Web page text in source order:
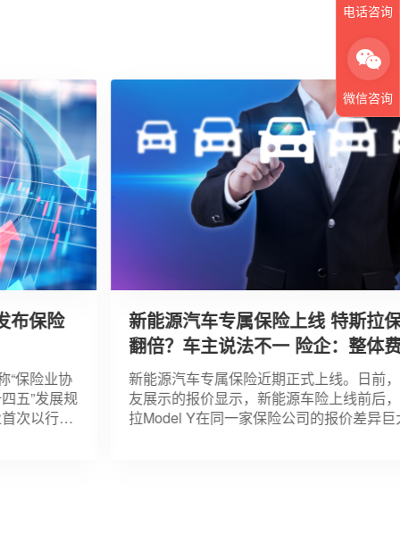
电话咨询
微信咨询
保险
保险业协
五”发展规
次以行业
新能源汽车专属保险上线 特斯拉保
翻倍？车主说法不一 险企：整体费
调整不显著
新能源汽车专属保险近期正式上线。日前，
友展示的报价显示，新能源车险上线前后，
拉Model Y在同一家保险公司的报价差异巨